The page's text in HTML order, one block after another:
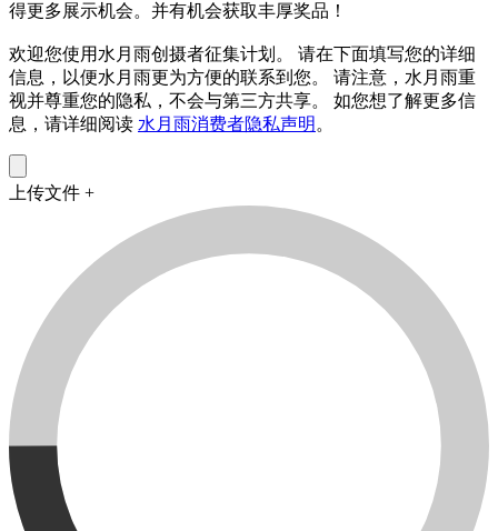
得更多展示机会。并有机会获取丰厚奖品！
欢迎您使用水月雨创摄者征集计划。 请在下面填写您的详细
信息，以便水月雨更为方便的联系到您。 请注意，水月雨重
视并尊重您的隐私，不会与第三方共享。 如您想了解更多信
息，请详细阅读 水月雨消费者隐私声明 。
上传文件 +